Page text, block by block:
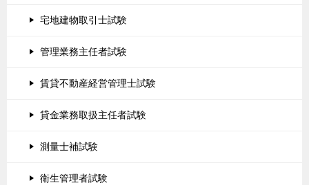
宅地建物取引士試験
管理業務主任者試験
賃貸不動産経営管理士試験
貸金業務取扱主任者試験
測量士補試験
衛生管理者試験